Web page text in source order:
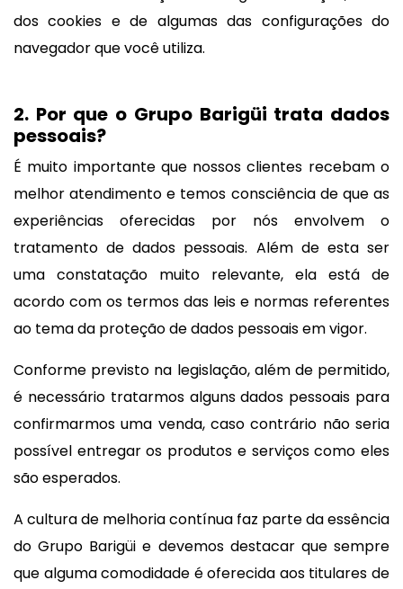
dos cookies e de algumas das configurações do
navegador que você utiliza.
2. Por que o Grupo Barigüi trata dados
pessoais?
É muito importante que nossos clientes recebam o
melhor atendimento e temos consciência de que as
experiências oferecidas por nós envolvem o
tratamento de dados pessoais. Além de esta ser
uma constatação muito relevante, ela está de
acordo com os termos das leis e normas referentes
ao tema da proteção de dados pessoais em vigor.
Conforme previsto na legislação, além de permitido,
é necessário tratarmos alguns dados pessoais para
confirmarmos uma venda, caso contrário não seria
possível entregar os produtos e serviços como eles
são esperados.
A cultura de melhoria contínua faz parte da essência
do Grupo Barigüi e devemos destacar que sempre
que alguma comodidade é oferecida aos titulares de